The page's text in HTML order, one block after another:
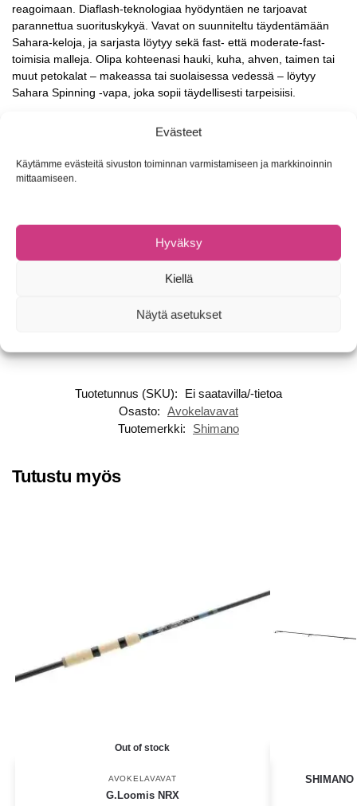
Evästeet
Käytämme evästeitä sivuston toiminnan varmistamiseen ja markkinoinnin
mittaamiseen.
Hyväksy
Kiellä
Näytä asetukset
reagoimaan. Diaflash-teknologiaa hyödyntäen ne tarjoavat
parannettua suorituskykyä. Vavat on suunniteltu täydentämään
Sahara-keloja, ja sarjasta löytyy sekä fast- että moderate-fast-
toimisia malleja. Olipa kohteenasi hauki, kuha, ahven, taimen tai
muut petokalat – makeassa tai suolaisessa vedessä – löytyy
Sahara Spinning -vapa, joka sopii täydellisesti tarpeisiisi.
Sahara Spinning hyödyntää hiilikuituteknologiaa. Full Carbon -
kiertymisen rasituksessa ja takaa tehokkaan voimanvälityksen
heitettäessä ja kalaa väsyttäessä. Saatavilla on malleja sekä EVA-
VVS-tyyppiset.
Käytössä kaikki mallit tarjoavat voimaa tyvessä heittämiseen ja
kalan hallintaan, nopeutta kärjessä nopeisiin vastaiskuihin ja
kaiken tämän ja vieläpä edulliseen hintaan, mahdollistaen
useammalle kalastajalle pääsyn huippusuorituskykyisten vapojen
Tuotetunnus (SKU):
Ei saatavilla/-tietoa
Osasto: Avokelavavat
Tuotemerkki:
Shimano
Tutustu myös
Out of stock
AVOKELAVAVAT
G.Loomis NRX